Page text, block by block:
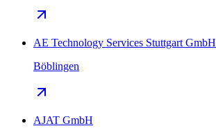
AE Technology Services Stuttgart GmbH
Böblingen
AJAT GmbH